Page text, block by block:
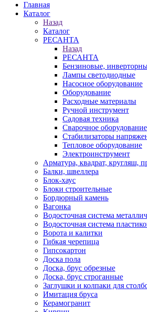
Главная
Каталог
Назад
Каталог
РЕСАНТА
Назад
РЕСАНТА
Бензиновые,
Лампы светодиодные
Насосное оборудование
Оборудование
Расходные материалы
Ручной инструмент
Садовая техника
Сварочное оборудование
Стабилизаторы
Тепловое оборудование
Электроинструмент
Арматура, квадрат, кругляш,
Балки, швеллера
Блок-хаус
Блоки строительные
Бордюрный камень
Вагонка
Водосточная система
Водосточная система
Ворота и калитки
Гибкая черепица
Гипсокартон
Доска пола
Доска, брус обрезные
Доска, брус строганные
Заглушки и колпаки для
Имитация бруса
Керамогранит